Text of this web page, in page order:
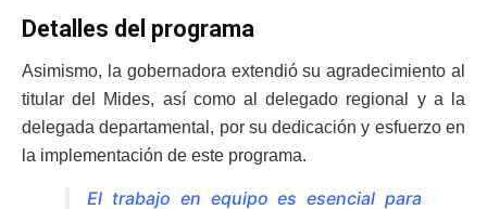
Detalles del programa
Asimismo, la gobernadora extendió su agradecimiento al
titular del Mides, así como al delegado regional y a la
delegada departamental, por su dedicación y esfuerzo en
la implementación de este programa.
El trabajo en equipo es esencial para